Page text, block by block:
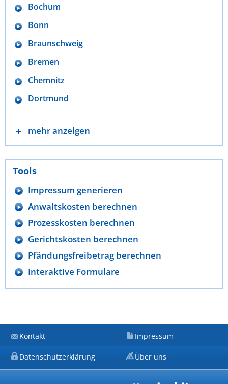
Bochum
Bonn
Braunschweig
Bremen
Chemnitz
Dortmund
mehr anzeigen
Tools
Impressum generieren
Anwaltskosten berechnen
Prozesskosten berechnen
Gerichtskosten berechnen
Pfändungsfreibetrag berechnen
Interaktive Formulare
Kontakt Impressum
Datenschutzerklärung Über uns